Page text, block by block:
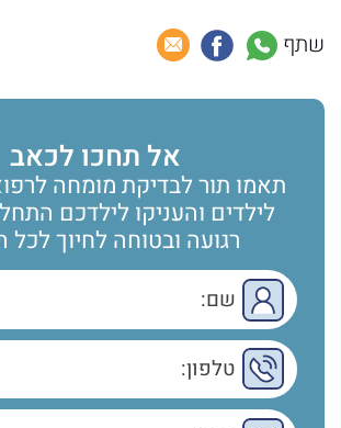
שתף
אל תחכו לכאב
תאמו תור לבדיקת מומחה
לילדים והעניקו לילדכם
רגועה ובטוחה לחיוך לכל